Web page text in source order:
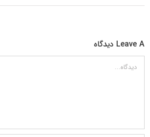
Leave A دیدگاه
دیدگاه